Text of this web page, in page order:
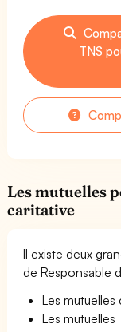
TNS
Les mutuelles
caritative
Il existe deux
de Responsable
Les mutuelles
Les